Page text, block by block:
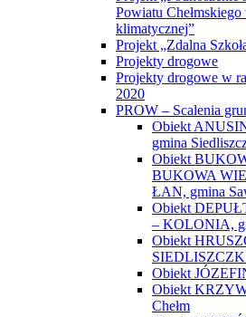
Powiatu
klimatycznej”
Projekt „Zdalna
Projekty drogowe
Projekty drogowe w
2020
PROW – Scalenia
Obiekt
gmina
Obiekt
BUKOWA
ŁAN, gmina
Obiekt
– KOLONIA,
Obiekt
Obiekt
Obiekt
Chełm